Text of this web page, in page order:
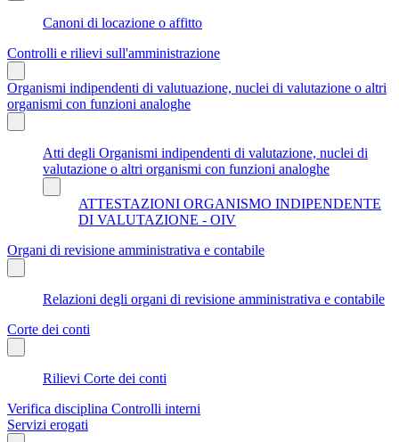
Canoni di locazione o affitto
Controlli e rilievi sull'amministrazione
Organismi indipendenti di valutuazione, nuclei di valutazione o altri
organismi con funzioni analoghe
Atti degli Organismi indipendenti di valutazione, nuclei di
valutazione o altri organismi con funzioni analoghe
ATTESTAZIONI ORGANISMO INDIPENDENTE
DI VALUTAZIONE - OIV
Organi di revisione amministrativa e contabile
Relazioni degli organi di revisione amministrativa e contabile
Corte dei conti
Rilievi Corte dei conti
Verifica disciplina Controlli interni
Servizi erogati